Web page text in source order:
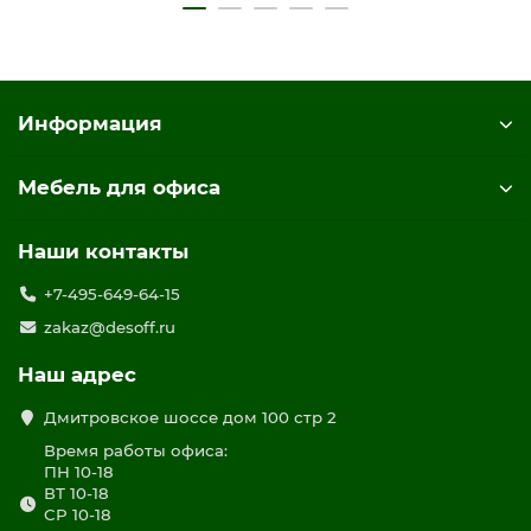
Информация
Мебель для офиса
Наши контакты
+7-495-649-64-15
zakaz@desoff.ru
Наш адрес
Дмитровское шоссе дом 100 стр 2
Время работы офиса:
ПН 10-18
ВТ 10-18
СР 10-18